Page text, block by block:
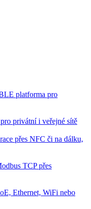
platforma pro
privátní i veřejné sítě
přes NFC či na dálku,
TCP přes
Ethernet, WiFi nebo